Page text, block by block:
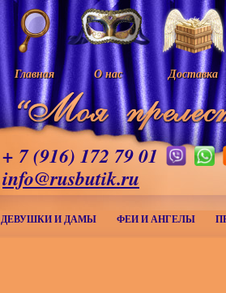
Главная О нас Доставка
+ 7 (916) 172 79 01
info@rusbutik.ru
ДЕВУШКИ И ДАМЫ ФЕИ И АНГЕЛЫ